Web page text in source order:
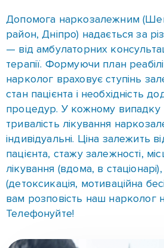
процедур. У кожному випадку
тривалість лікування
індивідуальні. Ціна залежить
пацієнта, стажу залежності,
лікування (вдома, в
(детоксикація, мотиваційна
вам розповість наш нарколог
Телефонуйте!